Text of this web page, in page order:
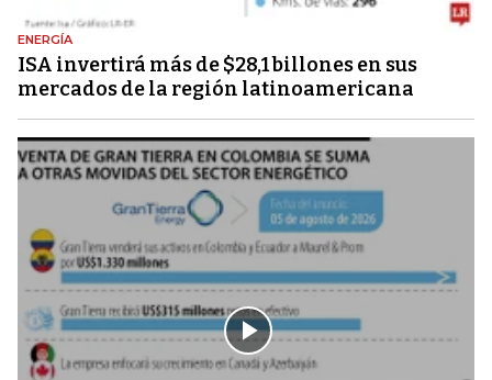
ENERGÍA
ISA invertirá más de $28,1 billones en sus
mercados de la región latinoamericana